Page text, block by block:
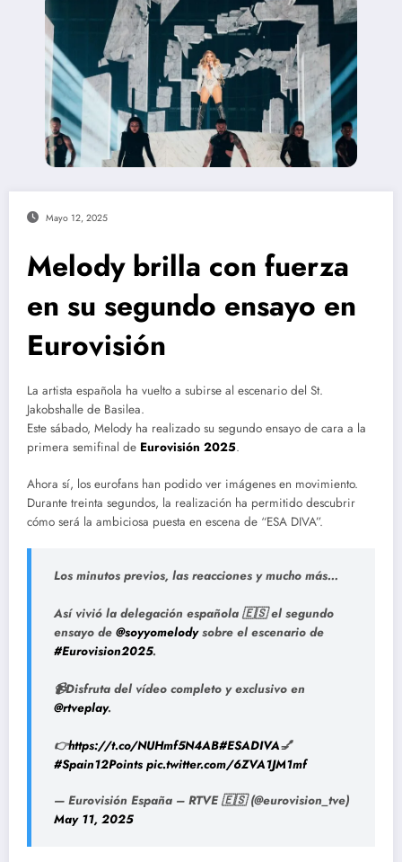
Mayo 12, 2025
Melody brilla con fuerza
en su segundo ensayo en
Eurovisión
La artista española ha vuelto a subirse al escenario del St.
Jakobshalle de Basilea.
Este sábado, Melody ha realizado su segundo ensayo de cara a la
primera semifinal de Eurovisión 2025.
Ahora sí, los eurofans han podido ver imágenes en movimiento.
Durante treinta segundos, la realización ha permitido descubrir
cómo será la ambiciosa puesta en escena de “ESA DIVA”.
Los minutos previos, las reacciones y mucho más…
Así vivió la delegación española 🇪🇸 el segundo
ensayo de @soyyomelodysobre el escenario de
#Eurovision2025.
📹Disfruta del vídeo completo y exclusivo en
@rtveplay.
👉https://t.co/NUHmf5N4AB#ESADIVA💅
#Spain12Points pic.twitter.com/6ZVA1JM1mf
— Eurovisión España – RTVE 🇪🇸 (@eurovision_tve)
May 11, 2025